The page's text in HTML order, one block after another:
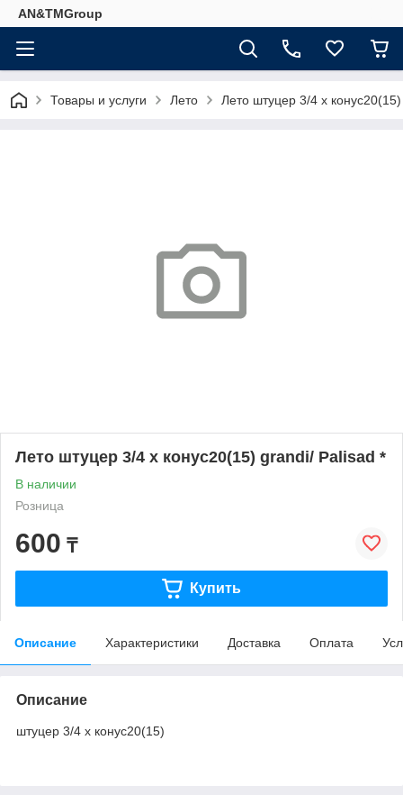
AN&TMGroup
Товары и услуги Лето Лето штуцер 3/4 х
Лето штуцер 3/4 х конус20(15) grandi/ Palisad *
В наличии
Розница
600 ₸
Купить
Описание Характеристики Доставка Оплата
Описание
штуцер 3/4 х конус20(15)